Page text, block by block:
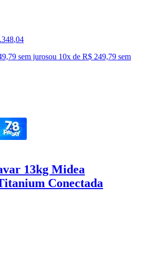
,04
sem jurosou 10x de R$ 249,79 sem
13kg Midea
Conectada